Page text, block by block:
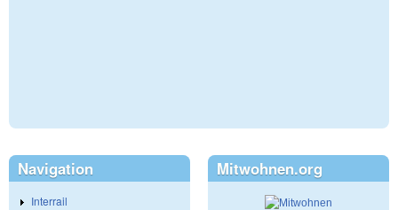
Navigation
Interrail
Mitwohnen.org